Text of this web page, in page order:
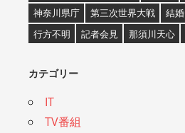
神奈川県庁
第三次世界大戦 結婚
行方不明
記者会見 那須川天心
カテゴリー
IT
TV番組